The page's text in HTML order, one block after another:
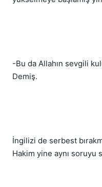
-Bu da Allahın sevgili
Demiş.
İngilizi de serbest
Hakim yine aynı soruyu